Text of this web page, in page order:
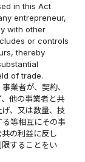
in this Act
entrepreneur,
with other
or controls
thereby
of trade.
業者が、契約、
他の事業者と共
、又は数量、技
等相互にその事
の利益に反し
することをい